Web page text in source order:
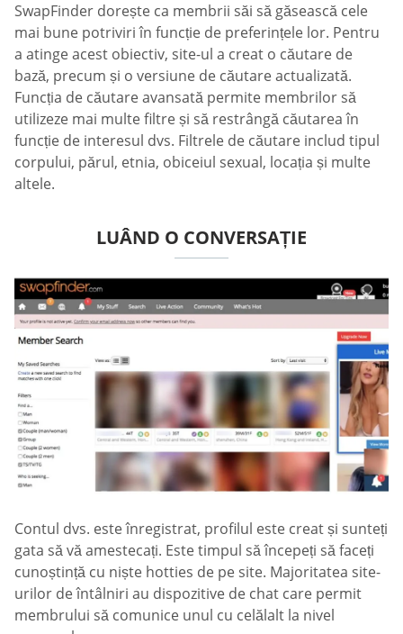
SwapFinder dorește ca membrii săi să găsească cele
mai bune potriviri în funcție de preferințele lor. Pentru
a atinge acest obiectiv, site-ul a creat o căutare de
bază, precum și o versiune de căutare actualizată.
Funcția de căutare avansată permite membrilor să
utilizeze mai multe filtre și să restrângă căutarea în
funcție de interesul dvs. Filtrele de căutare includ tipul
corpului, părul, etnia, obiceiul sexual, locația și multe
altele.
LUÂND O CONVERSAȚIE
Contul dvs. este înregistrat, profilul este creat și sunteți
gata să vă amestecați. Este timpul să începeți să faceți
cunoștință cu niște hotties de pe site. Majoritatea site-
urilor de întâlniri au dispozitive de chat care permit
membrului să comunice unul cu celălalt la nivel